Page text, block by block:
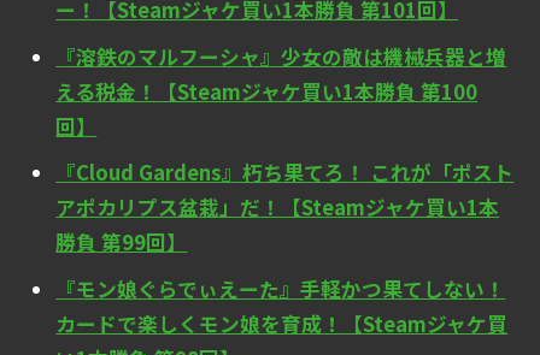
ー！【Steamジャケ買い1本勝負 第101回】
『溶鉄のマルフーシャ』少女の敵は機械兵器と増
える税金！【Steamジャケ買い1本勝負 第100
回】
『Cloud Gardens』朽ち果てろ！ これが「ポスト
アポカリプス盆栽」だ！【Steamジャケ買い1本
勝負 第99回】
『モン娘ぐらでぃえーた』手軽かつ果てしない！
カードで楽しくモン娘を育成！【Steamジャケ買